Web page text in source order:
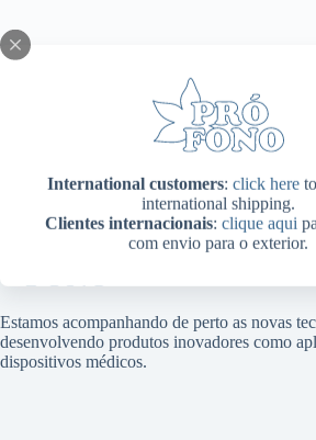
International customers: click here
international shipping.
Clientes internacionais: clique aqui
com envio para o exterior.
Home Sobre Nós Produtos
Minha conta
Estamos acompanhando de perto as novas
desenvolvendo produtos inovadores como
dispositivos médicos.